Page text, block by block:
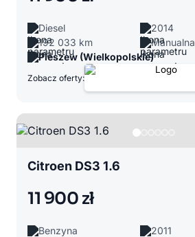
Diesel
2014
192 033 km
Manualna
Pleszew (Wielkopolskie)
Zobacz oferty:
Citroen DS3 1.6
11 900 zł
Benzyna
2011